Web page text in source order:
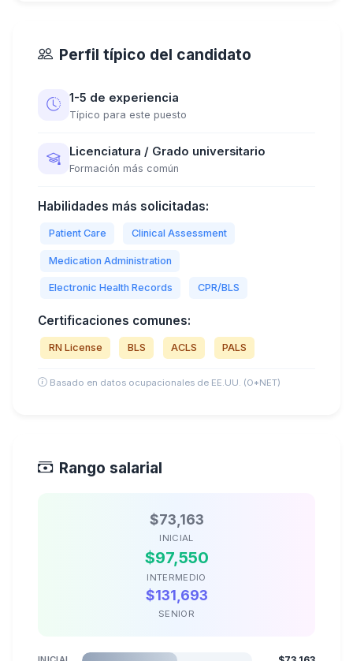
Perfil típico del candidato
1-5 de experiencia
Típico para este puesto
Licenciatura / Grado universitario
Formación más común
Habilidades más solicitadas:
Patient Care Clinical Assessment
Medication Administration
Electronic Health Records CPR/BLS
Certificaciones comunes:
RN License BLS ACLS PALS
Basado en datos ocupacionales de EE.UU. (O*NET)
Rango salarial
$73,163
INICIAL
$97,550
INTERMEDIO
$131,693
SENIOR